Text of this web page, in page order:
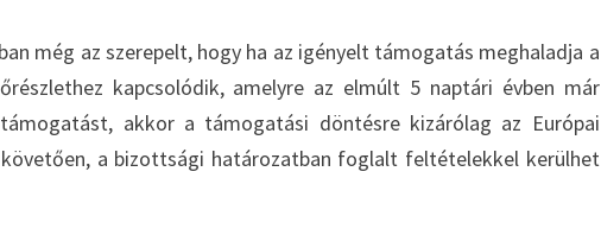
még az szerepelt, hogy ha az igényelt támogatás meghaladja a
kapcsolódik, amelyre az elmúlt 5 naptári évben már
akkor a támogatási döntésre kizárólag az Európai
a bizottsági határozatban foglalt feltételekkel kerülhet